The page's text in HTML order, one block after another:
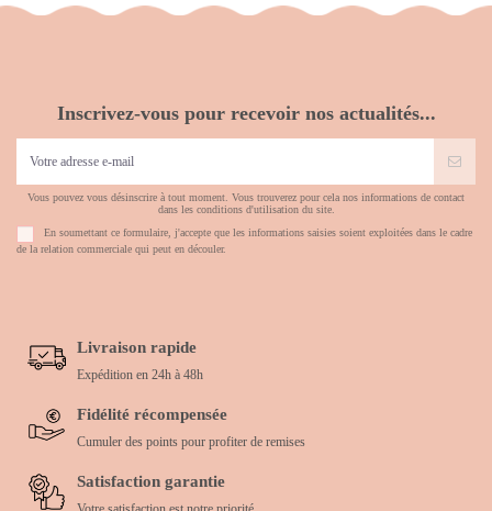
Inscrivez-vous pour recevoir nos actualités...
Vous pouvez vous désinscrire à tout moment. Vous trouverez pour cela nos informations de contact
dans les conditions d'utilisation du site.
En soumettant ce formulaire, j'accepte que les informations saisies soient exploitées dans le cadre
de la relation commerciale qui peut en découler.
Livraison rapide
Expédition en 24h à 48h
Fidélité récompensée
Cumuler des points pour profiter de remises
Satisfaction garantie